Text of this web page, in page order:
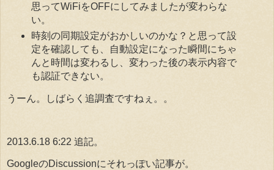
思ってWiFiをOFFにしてみましたが変わらな
い。
時刻の同期設定がおかしいのかな？と思って設
定を確認しても、自動設定になった瞬間にちゃ
んと時間は変わるし、変わった後の表示内容で
も認証できない。
うーん。しばらく追調査ですねぇ。。
2013.6.18 6:22 追記。
GoogleのDiscussionにそれっぽい記事が。